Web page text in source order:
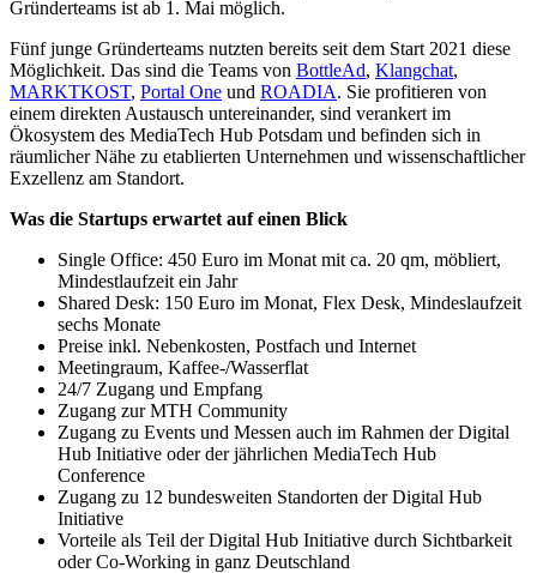
Gründerteams ist ab 1. Mai möglich.
Fünf junge Gründerteams nutzten bereits seit dem Start 2021 diese
Möglichkeit. Das sind die Teams von BottleAd, Klangchat,
MARKTKOST, Portal One und ROADIA. Sie profitieren von
einem direkten Austausch untereinander, sind verankert im
Ökosystem des MediaTech Hub Potsdam und befinden sich in
räumlicher Nähe zu etablierten Unternehmen und wissenschaftlicher
Exzellenz am Standort.
Was die Startups erwartet auf einen Blick
Single Office: 450 Euro im Monat mit ca. 20 qm, möbliert,
Mindestlaufzeit ein Jahr
Shared Desk: 150 Euro im Monat, Flex Desk, Mindeslaufzeit
sechs Monate
Preise inkl. Nebenkosten, Postfach und Internet
Meetingraum, Kaffee-/Wasserflat
24/7 Zugang und Empfang
Zugang zur MTH Community
Zugang zu Events und Messen auch im Rahmen der Digital
Hub Initiative oder der jährlichen MediaTech Hub
Conference
Zugang zu 12 bundesweiten Standorten der Digital Hub
Initiative
Vorteile als Teil der Digital Hub Initiative durch Sichtbarkeit
oder Co-Working in ganz Deutschland